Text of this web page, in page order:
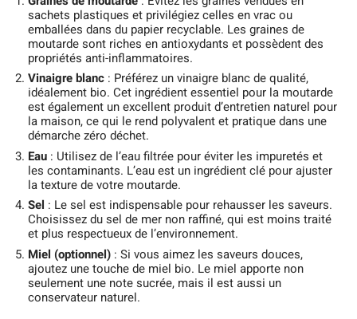
sachets plastiques et privilégiez celles en vrac ou
emballées dans du papier recyclable. Les graines de
moutarde sont riches en antioxydants et possèdent des
propriétés anti-inflammatoires.
Vinaigre blanc : Préférez un vinaigre blanc de qualité,
idéalement bio. Cet ingrédient essentiel pour la moutarde
est également un excellent produit d’entretien naturel pour
la maison, ce qui le rend polyvalent et pratique dans une
démarche zéro déchet.
Eau : Utilisez de l’eau filtrée pour éviter les impuretés et
les contaminants. L’eau est un ingrédient clé pour ajuster
la texture de votre moutarde.
Sel : Le sel est indispensable pour rehausser les saveurs.
Choisissez du sel de mer non raffiné, qui est moins traité
et plus respectueux de l’environnement.
Miel (optionnel) : Si vous aimez les saveurs douces,
ajoutez une touche de miel bio. Le miel apporte non
seulement une note sucrée, mais il est aussi un
conservateur naturel.